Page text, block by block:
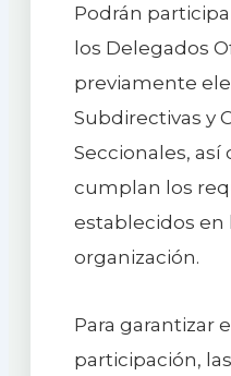
Podrán
los Delegados
previamente
Subdirectivas y
Seccionales,
cumplan los
establecidos en
organización.
Para garantizar
participación,